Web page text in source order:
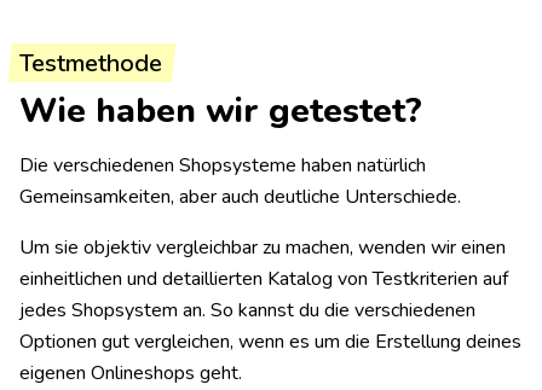
Testmethode
Wie haben wir getestet?
Die verschiedenen Shopsysteme haben natürlich
Gemeinsamkeiten, aber auch deutliche Unterschiede.
Um sie objektiv vergleichbar zu machen, wenden wir einen
einheitlichen und detaillierten Katalog von Testkriterien auf
jedes Shopsystem an. So kannst du die verschiedenen
Optionen gut vergleichen, wenn es um die Erstellung deines
eigenen Onlineshops geht.